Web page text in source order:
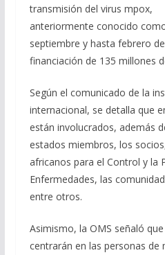
transmisión del virus mpox,
anteriormente conocido
septiembre y hasta febrero
financiación de 135 millones
Según el comunicado de la
internacional, se detalla que
están involucrados, además
estados miembros, los
africanos para el Control y la
Enfermedades, las
entre otros.
Asimismo, la OMS señaló
centrarán en las personas de